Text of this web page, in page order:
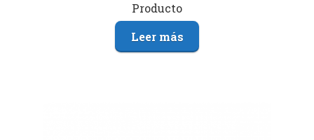
Producto
Leer más